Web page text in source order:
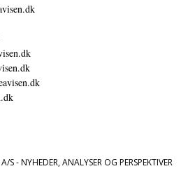
S - NYHEDER, ANALYSER OG PERSPEKTIVER